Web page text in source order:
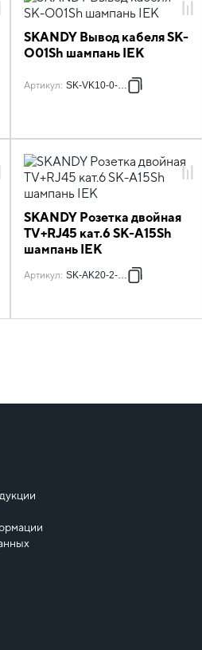
SKANDY Вывод кабеля SK-
O01Sh шампань IEK
Артикул: SK-VK10-0-K37
SKANDY Розетка двойная
TV+RJ45 кат.6 SK-A15Sh
шампань IEK
Артикул: SK-AK20-2-K37